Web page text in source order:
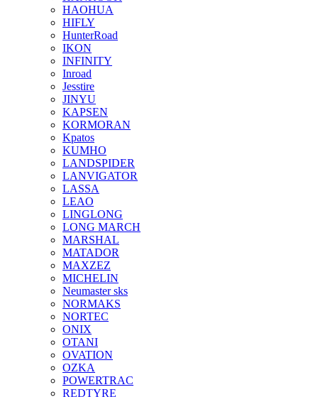
HAOHUA
HIFLY
HunterRoad
IKON
INFINITY
Inroad
Jesstire
JINYU
KAPSEN
KORMORAN
Kpatos
KUMHO
LANDSPIDER
LANVIGATOR
LASSA
LEAO
LINGLONG
LONG MARCH
MARSHAL
MATADOR
MAXZEZ
MICHELIN
Neumaster sks
NORMAKS
NORTEC
ONIX
OTANI
OVATION
OZKA
POWERTRAC
REDTYRE